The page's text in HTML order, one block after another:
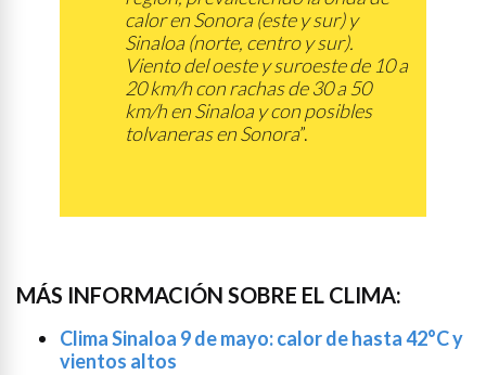
calor en Sonora (este y sur) y
Sinaloa (norte, centro y sur).
Viento del oeste y suroeste de 10 a
20 km/h con rachas de 30 a 50
km/h en Sinaloa y con posibles
tolvaneras en Sonora”.
MÁS INFORMACIÓN SOBRE EL CLIMA:
Clima Sinaloa 9 de mayo: calor de hasta 42°C y
vientos altos